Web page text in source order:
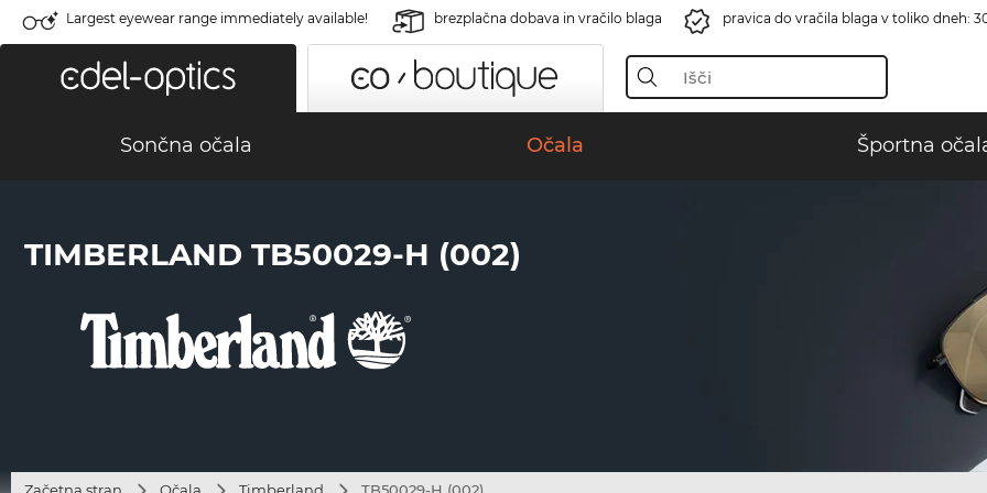
Largest eyewear range immediately available! brezplačna dobava in vračilo blaga pravica do vračila blaga v toliko dneh:
Sončna očala Očala Športna
TIMBERLAND TB50029-H (002)